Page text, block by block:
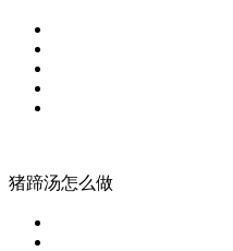
猪蹄汤怎么做